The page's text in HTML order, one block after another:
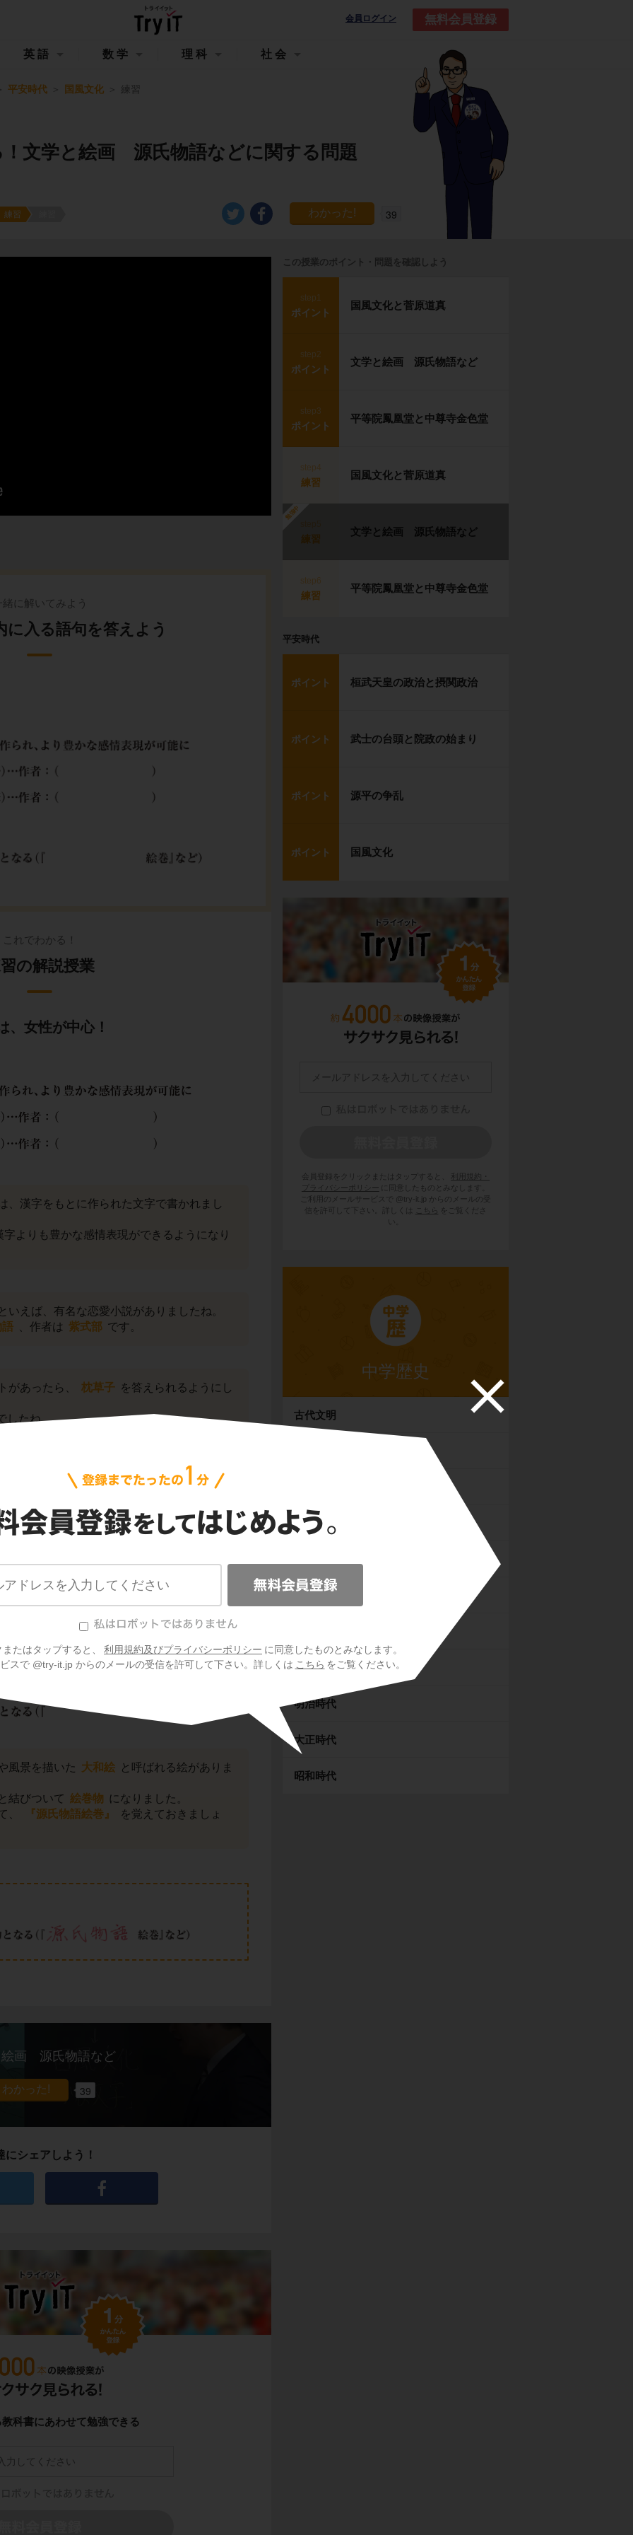
会員ログイン 無料会員登録
たはタップすると、 利用規約及びプライバシーポリシー に同意したものとみなします。
スで @try-it.jp からのメールの受信を許可して下さい。詳しくは こちら をご覧ください。
英語 数学 理科 社会
平安時代 国風文化 練習
！文学と絵画 源氏物語などに関する問題
練習 39
緒に解いてみよう
に入る語句を答えよう
これでわかる！
の解説授業
、女性が中心！
、漢字をもとに作られた文字で書かれまし
よりも豊かな感情表現ができるようになり
いえば、有名な恋愛小説がありましたね。
語
、作者は 紫式部 です。
があったら、 枕草子 を答えられるようにし
したね。
物語絵巻』を覚えよう
風景を描いた 大和絵 と呼ばれる絵がありま
結びついて 絵巻物 になりました。
、
『源氏物語絵巻』 を覚えておきましょ
絵画 源氏物語など
39
にシェアしよう！
科書にあわせて勉強できる
この授業のポイント・問題を確認しよう
step1
ポイント
国風文化と菅原道真
step2
ポイント
文学と絵画 源氏物語など
step3
ポイント
平等院鳳凰堂と中尊寺金色堂
step4
練習
国風文化と菅原道真
勉強中
練習
文学と絵画 源氏物語など
step6
練習
平等院鳳凰堂と中尊寺金色堂
平安時代
ポイント 桓武天皇の政治と摂関政治
ポイント 武士の台頭と院政の始まり
ポイント 源平の争乱
ポイント 国風文化
会員登録をクリックまたはタップすると、
利用規約・
プライバシーポリシー
に同意したものとみなします。
ご利用のメールサービスで @try-it.jp からのメールの受
信を許可して下さい。詳しくは
こちら
をご覧くださ
い。
中学歴史
古代文明
奈良時代
室町時代
江戸時代
明治時代
大正時代
昭和時代